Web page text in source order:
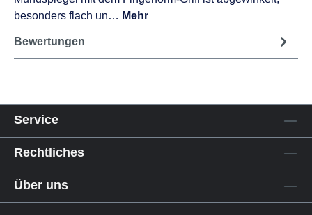
besonders flach un… Mehr
Bewertungen
Service
Rechtliches
Über uns